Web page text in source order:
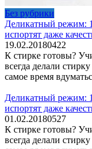
Без рубрики
Деликатный режим:
испортят даже
19.02.20180422
К стирке готовы?
всегда делали
самое время
Деликатный режим:
испортят даже
01.02.20180527
К стирке готовы?
всегда делали